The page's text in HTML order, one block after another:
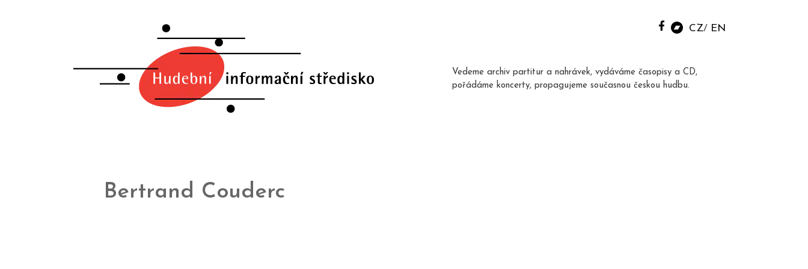
CZ EN
Vedeme archiv partitur a nahrávek, vydáváme časopisy a CD,
pořádáme koncerty, propagujeme současnou českou hudbu.
Bertrand Couderc